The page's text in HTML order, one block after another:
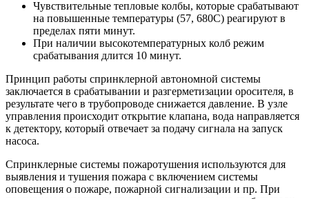
Чувствительные тепловые колбы, которые срабатывают
на повышенные температуры (57, 680С) реагируют в
пределах пяти минут.
При наличии высокотемпературных колб режим
срабатывания длится 10 минут.
Принцип работы спринклерной автономной системы
заключается в срабатывании и разгерметизации оросителя, в
результате чего в трубопроводе снижается давление. В узле
управления происходит открытие клапана, вода направляется
к детектору, который отвечает за подачу сигнала на запуск
насоса.
Спринклерные системы пожаротушения используются для
выявления и тушения пожара с включением системы
оповещения о пожаре, пожарной сигнализации и пр. При